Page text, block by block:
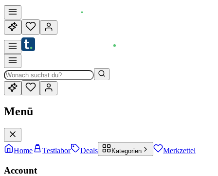
Menü
Home Testlabor Deals Kategorien Merkzettel
Account